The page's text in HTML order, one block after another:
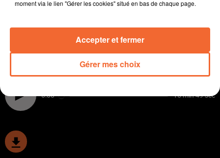
Doubout ! Libre et debout " d’Harry Eliézer " tente d'y
apporter des réponses. Il sera projeté ce vendredi au
Fauteuil Rouge en présence du réalisateur.
0:00 15 min 49 sec
moment via le lien "Gérer les cookies" situé en bas de chaque page.
Gérer mes choix
Accepter et fermer